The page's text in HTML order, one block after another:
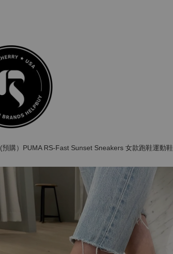
(預購）PUMA RS-Fast Sunset Sneakers 女款跑鞋運動鞋